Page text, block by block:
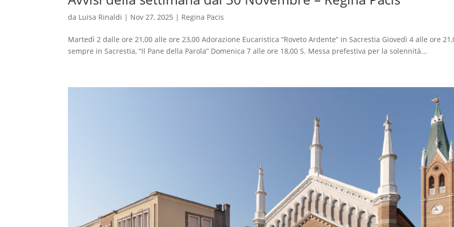
da Luisa Rinaldi | Nov 27, 2025 | Regina Pacis
Martedì 2 dalle ore 21,00 alle ore 23,00 Adorazione Eucaristica “Roveto Ardente” in Sacrestia Giovedì 4 alle ore
sempre in Sacrestia, “Il Pane della Parola” Domenica 7 alle ore 18,00 S. Messa prefestiva per la solennità...